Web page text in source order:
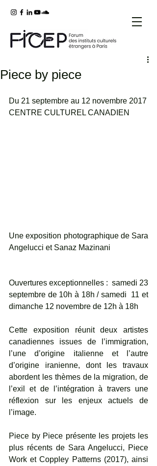
Piece by piece
Du 21 septembre au 12 novembre 2017
CENTRE CULTUREL CANADIEN
Une exposition photographique de Sara
Angelucci et Sanaz Mazinani
Ouvertures exceptionnelles :  samedi 23
septembre de 10h à 18h / samedi  11 et
dimanche 12 novembre de 12h à 18h
Cette exposition réunit deux artistes
canadiennes issues de l’immigration,
l’une d’origine italienne et l’autre
d’origine iranienne, dont les travaux
abordent les thèmes de la migration, de
l’exil et de l’intégration à travers une
réflexion sur les enjeux actuels de
l’image.
Piece by Piece présente les projets les
plus récents de Sara Angelucci, Piece
Work et Coppley Patterns (2017), ainsi